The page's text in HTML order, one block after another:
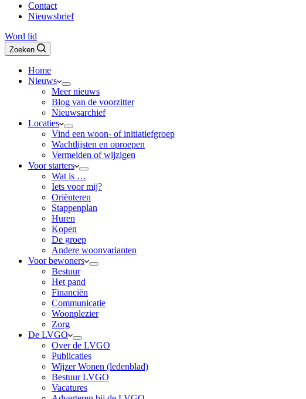
Contact
Nieuwsbrief
Word lid
Zoeken
Home
Nieuws
Meer nieuws
Blog van de voorzitter
Nieuwsarchief
Locaties
Vind een woon- of initiatiefgroep
Wachtlijsten en oproepen
Vermelden of wijzigen
Voor starters
Wat is …
Iets voor mij?
Oriënteren
Stappenplan
Huren
Kopen
De groep
Andere woonvarianten
Voor bewoners
Bestuur
Het pand
Financiën
Communicatie
Woonplezier
Zorg
De LVGO
Over de LVGO
Publicaties
Wijzer Wonen (ledenblad)
Bestuur LVGO
Vacatures